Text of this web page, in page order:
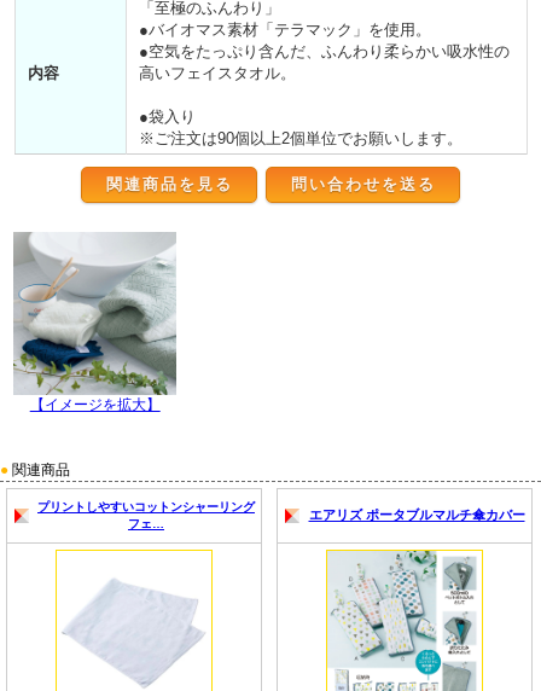
内容
「至極のふんわり」
●バイオマス素材「テラマック」を使用。
●空気をたっぷり含んだ、ふんわり柔らかい吸水性の
高いフェイスタオル。
●袋入り
※ご注文は90個以上2個単位でお願いします。
関連商品を見る
【イメージを拡大】
● 関連商品
プリントしやすいコットンシャーリング
フェ…
エアリズ ポータブルマルチ傘カバー